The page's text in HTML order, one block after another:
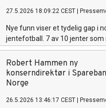
27.5.2026 18:09:22 CEST
Nye funn viser et tydelig gap i
jentefotball. 7 av 10 jenter som
fotball ønsker å spille mer enn
Robert Hammen ny
konserndirektør i
Norge
26.5.2026 13:46:17 CEST